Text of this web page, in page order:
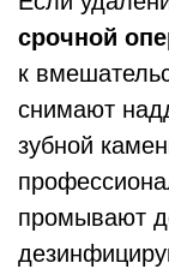
срочной
к
снимают
зубной
промывают